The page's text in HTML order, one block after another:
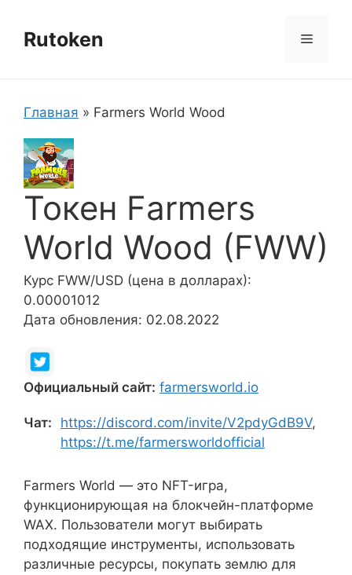
содержимому
Rutoken Меню
Главная » Farmers World Wood
Токен Farmers
World Wood (FWW)
Курс FWW/USD (цена в долларах):
0.00001012
Дата обновления: 02.08.2022
Официальный сайт: farmersworld.io
Чат: https://discord.com/invite/V2pdyGdB9V,
https://t.me/farmersworldofficial
Farmers World — это NFT-игра,
функционирующая на блокчейн-платформе
WAX. Пользователи могут выбирать
подходящие инструменты, использовать
различные ресурсы, покупать землю для